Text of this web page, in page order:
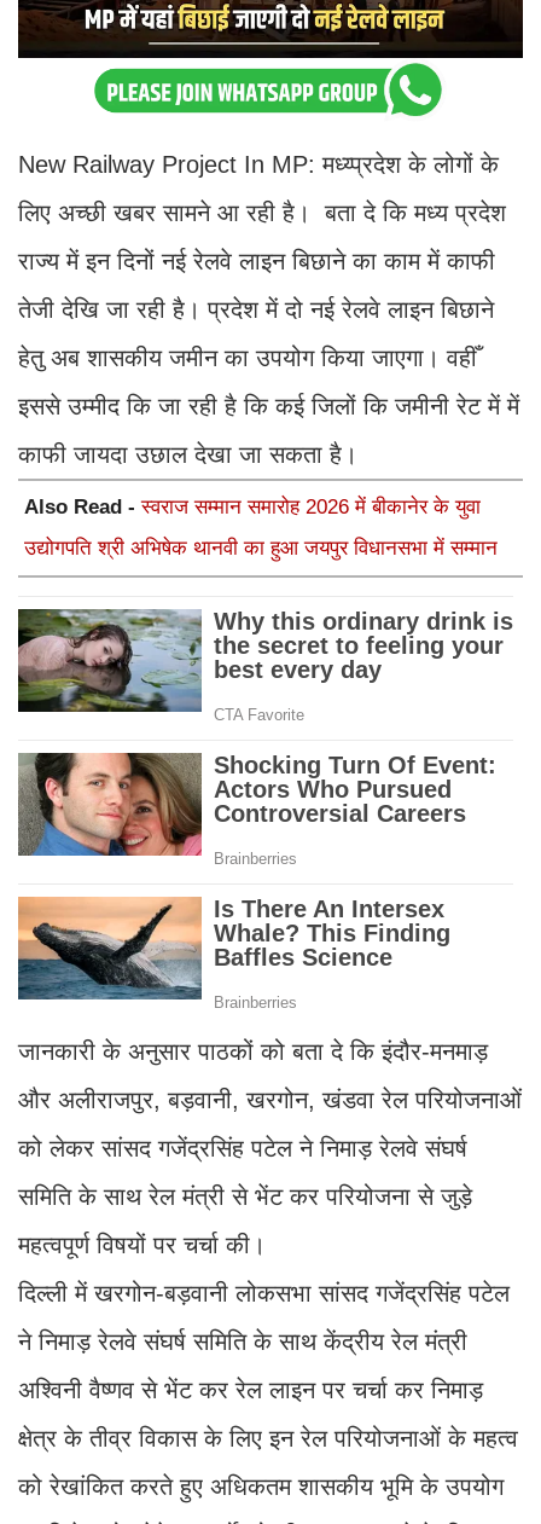
New Railway Project In MP: मध्य्प्रदेश के लोगों के
लिए अच्छी खबर सामने आ रही है। बता दे कि मध्य प्रदेश
राज्य में इन दिनों नई रेलवे लाइन बिछाने का काम में काफी
तेजी देखि जा रही है। प्रदेश में दो नई रेलवे लाइन बिछाने
हेतु अब शासकीय जमीन का उपयोग किया जाएगा। वहीँ
इससे उम्मीद कि जा रही है कि कई जिलों कि जमीनी रेट में में
काफी जायदा उछाल देखा जा सकता है।
Also Read -स्वराज सम्मान समारोह 2026 में बीकानेर के युवा
उद्योगपति श्री अभिषेक थानवी का हुआ जयपुर विधानसभा में सम्मान
जानकारी के अनुसार पाठकों को बता दे कि इंदौर-मनमाड़
और अलीराजपुर, बड़वानी, खरगोन, खंडवा रेल परियोजनाओं
को लेकर सांसद गजेंद्रसिंह पटेल ने निमाड़ रेलवे संघर्ष
समिति के साथ रेल मंत्री से भेंट कर परियोजना से जुड़े
महत्वपूर्ण विषयों पर चर्चा की।
दिल्ली में खरगोन-बड़वानी लोकसभा सांसद गजेंद्रसिंह पटेल
ने निमाड़ रेलवे संघर्ष समिति के साथ केंद्रीय रेल मंत्री
अश्विनी वैष्णव से भेंट कर रेल लाइन पर चर्चा कर निमाड़
क्षेत्र के तीव्र विकास के लिए इन रेल परियोजनाओं के महत्व
को रेखांकित करते हुए अधिकतम शासकीय भूमि के उपयोग